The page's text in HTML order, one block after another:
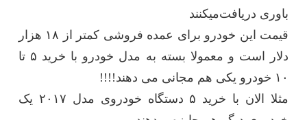
باوری دریافت‌میکنند
قیمت این خودرو برای عمده فروشی کمتر از ۱۸ هزار
دلار است و معمولا بسته به مدل خودرو با خرید ۵ تا
۱۰ خودرو یکی هم مجانی می دهند!!!!
مثلا الان با خرید ۵ دستگاه خودروی مدل ۲۰۱۷ یک